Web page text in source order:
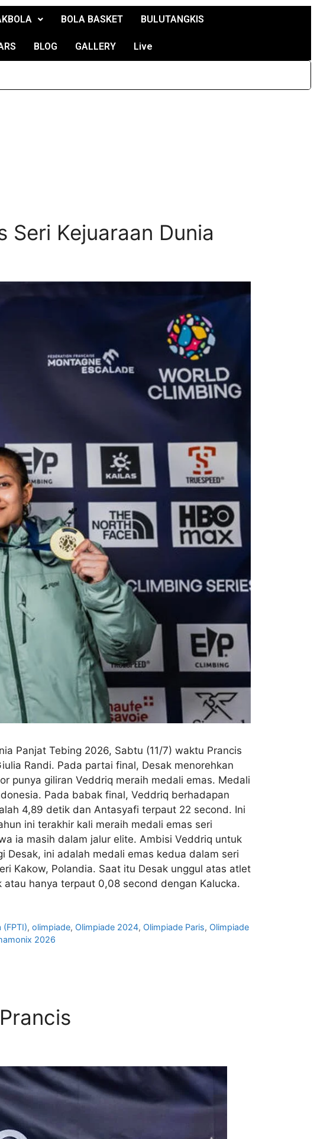
BOLA BASKET BULUTANGKIS
BLOG GALLERY Live
Seri Kejuaraan Dunia
Panjat Tebing 2026, Sabtu (11/7) waktu Prancis
Randi. Pada partai final, Desak menorehkan
punya giliran Veddriq meraih medali emas. Medali
Pada babak final, Veddriq berhadapan
4,89 detik dan Antasyafi terpaut 22 second. Ini
ini terakhir kali meraih medali emas seri
ia masih dalam jalur elite. Ambisi Veddriq untuk
ini adalah medali emas kedua dalam seri
Kakow, Polandia. Saat itu Desak unggul atas atlet
hanya terpaut 0,08 second dengan Kalucka.
(FPTI),olimpiade, Olimpiade 2024, Olimpiade Paris, Olimpiade
2026